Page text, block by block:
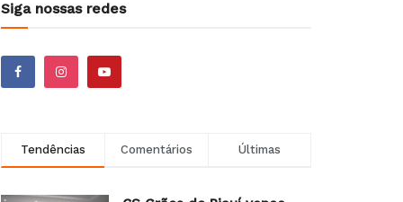
Siga nossas redes
Tendências Comentários Últimas